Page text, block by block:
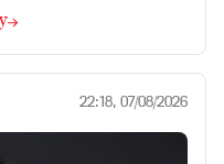
22:18, 07/08/2026